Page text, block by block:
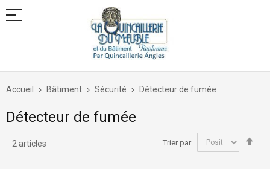
Allez
contenu
Accueil Bâtiment Sécurité Détecteur de fumée
Détecteur de fumée
2 articles Trier par